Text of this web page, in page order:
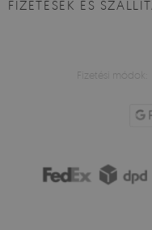
FIZETÉSEK ÉS
Fizetési módok: